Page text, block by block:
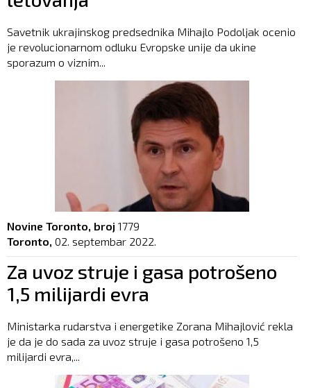
Savetnik ukrajinskog predsednika Mihajlo Podoljak ocenio
je revolucionarnom odluku Evropske unije da ukine
sporazum o viznim...
Novine Toronto, broj 1779
Toronto, 02. septembar 2022.
Za uvoz struje i gasa potrošeno
1,5 milijardi evra
Ministarka rudarstva i energetike Zorana Mihajlović rekla
je da je do sada za uvoz struje i gasa potrošeno 1,5
milijardi evra,...